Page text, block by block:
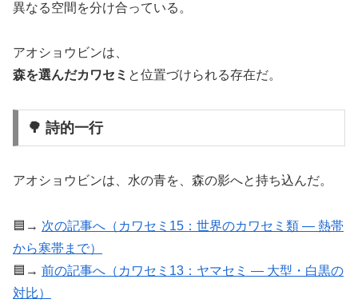
異なる空間を分け合っている。
アオショウビンは、
森を選んだカワセミ と位置づけられる存在だ。
🌳 詩的一行
アオショウビンは、水の青を、森の影へと持ち込んだ。
🟦→ 次の記事へ（カワセミ15：世界のカワセミ類 ― 熱帯
から寒帯まで）
🟦→ 前の記事へ（カワセミ13：ヤマセミ ― 大型・白黒の
対比）